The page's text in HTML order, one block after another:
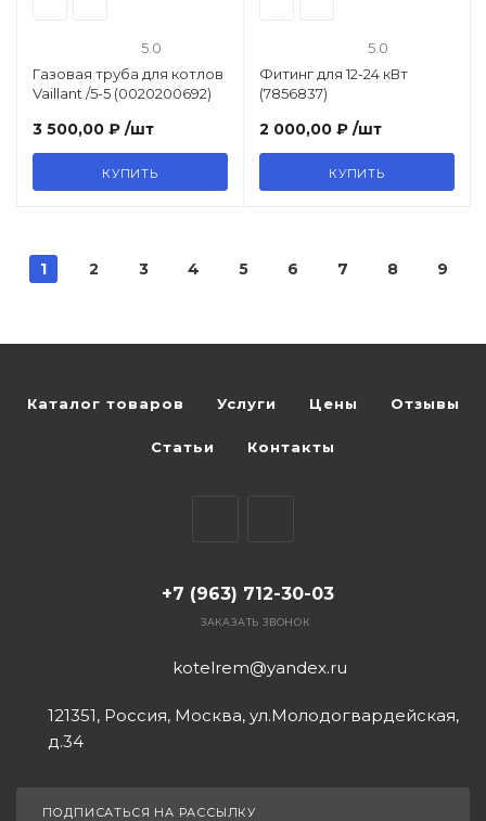
5.0
Газовая труба для котлов
Vaillant /5-5 (0020200692)
3 500,00 ₽ /шт
КУПИТЬ
5.0
Фитинг для 12-24 кВт
(7856837)
2 000,00 ₽ /шт
КУПИТЬ
1 2 3 4 5 6 7 8 9
Каталог товаров Услуги Цены Отзывы
Статьи Контакты
+7 (963) 712-30-03
ЗАКАЗАТЬ ЗВОНОК
kotelrem@yandex.ru
121351, Россия, Москва, ул.Молодогвардейская,
д.34
ПОДПИСАТЬСЯ НА РАССЫЛКУ